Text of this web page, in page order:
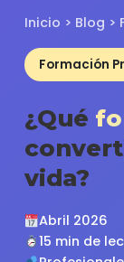
Inicio > Blog >
Formación
¿Qué
vida?
Abril 2026
15 min de